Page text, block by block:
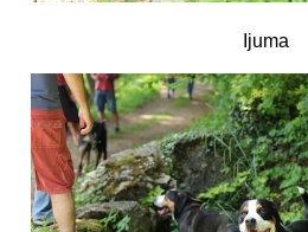
Ijuma